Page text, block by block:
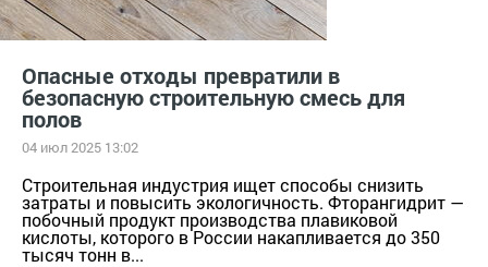
Опасные отходы превратили в
безопасную строительную смесь для
полов
04 июл 2025 13:02
Строительная индустрия ищет способы снизить
затраты и повысить экологичность. Фторангидрит —
побочный продукт производства плавиковой
кислоты, которого в России накапливается до 350
тысяч тонн в...